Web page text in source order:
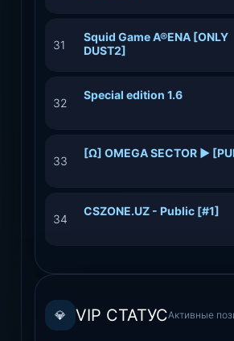
31
Squid Game A®ENA [ONLY
DUST2]
32
Special edition 1.6
33
[Ω] OMEGA SECTOR ►
34
CSZONE.UZ - Public [#1]
💎 VIP СТАТУСАктивные